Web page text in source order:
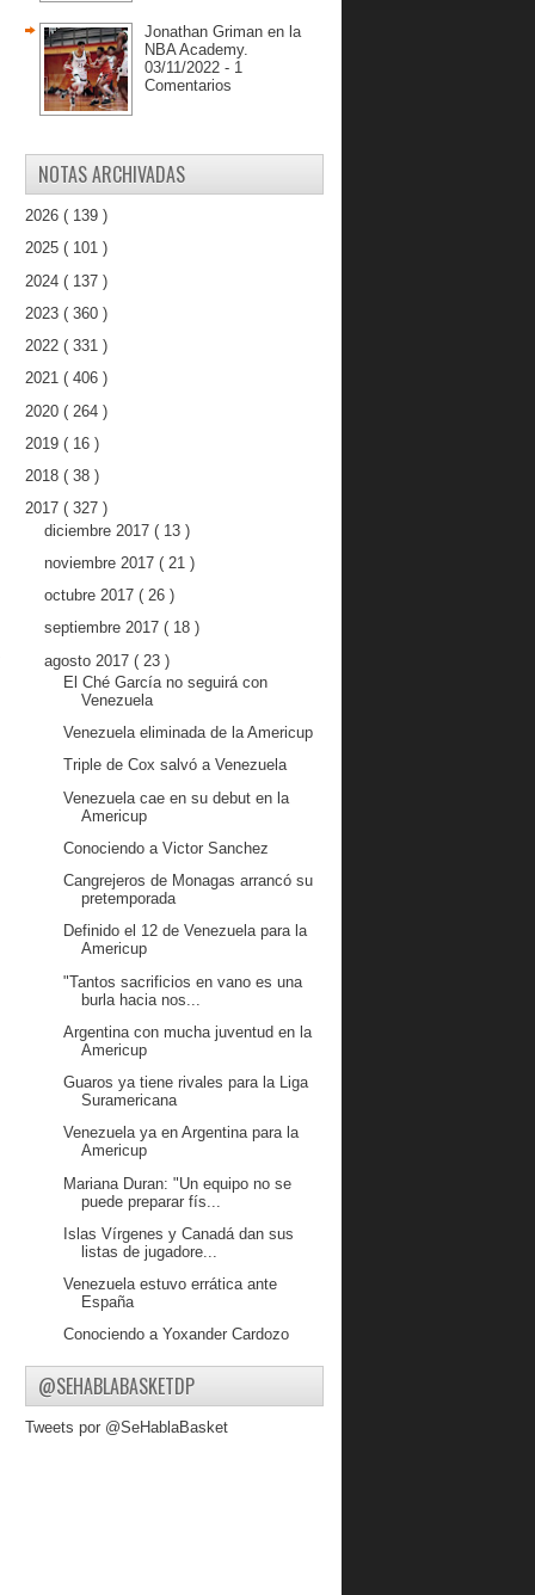
Jonathan Griman en la
NBA Academy.
03/11/2022 - 1
Comentarios
NOTAS ARCHIVADAS
2026 ( 139 )
2025 ( 101 )
2024 ( 137 )
2023 ( 360 )
2022 ( 331 )
2021 ( 406 )
2020 ( 264 )
2019 ( 16 )
2018 ( 38 )
2017 ( 327 )
diciembre 2017 ( 13 )
noviembre 2017 ( 21 )
octubre 2017 ( 26 )
septiembre 2017 ( 18 )
agosto 2017 ( 23 )
El Ché García no seguirá con
Venezuela
Venezuela eliminada de la Americup
Triple de Cox salvó a Venezuela
Venezuela cae en su debut en la
Americup
Conociendo a Victor Sanchez
Cangrejeros de Monagas arrancó su
pretemporada
Definido el 12 de Venezuela para la
Americup
"Tantos sacrificios en vano es una
burla hacia nos...
Argentina con mucha juventud en la
Americup
Guaros ya tiene rivales para la Liga
Suramericana
Venezuela ya en Argentina para la
Americup
Mariana Duran: "Un equipo no se
puede preparar fís...
Islas Vírgenes y Canadá dan sus
listas de jugadore...
Venezuela estuvo errática ante
España
Conociendo a Yoxander Cardozo
Michael Carrera con nuevo equipo en
Australia
Selección Femenina Eliminada del
Premundial
@SEHABLABASKETDP
Tweets por @SeHablaBasket